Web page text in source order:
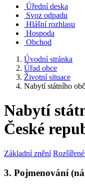
Úřední deska
Svoz odpadu
Hlášní rozhlasu
Hospoda
Obchod
Úvodní stránka
Úřad obce
Životní situace
Nabytí státního
Nabytí
České
Základní znění
3. Pojmenování